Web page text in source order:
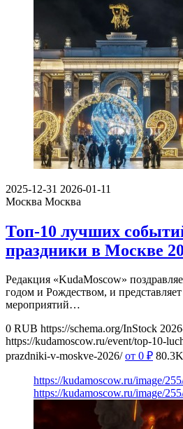
2025-12-31 2026-01-11
Москва Москва
Топ-10 лучших
праздники в Москве
Редакция «KudaMoscow»
годом и Рождеством, и
мероприятий…
0 RUB https://schema.org/InStock
https://kudamoscow.ru/event/top-10-
prazdniki-v-moskve-2026/ от 0 ₽ 80.3K
https://kudamoscow.ru/image/
https://kudamoscow.ru/image/